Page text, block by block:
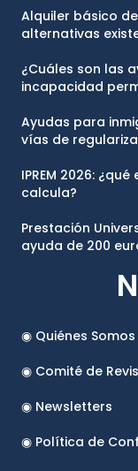
Alquiler básico
alternativas
¿Cuáles son las
incapacidad
Ayudas para
vías de
IPREM 2026:
calcula?
Prestación
ayuda de 200
◉ Quiénes Somos
◉ Comité de
◉ Newsletters
◉ Política de